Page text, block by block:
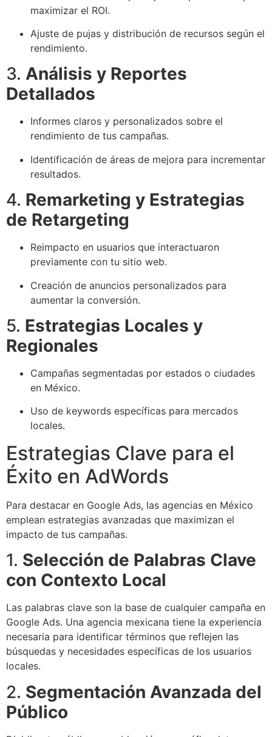
maximizar el ROI.
Ajuste de pujas y distribución de recursos según el
rendimiento.
3. Análisis y Reportes
Detallados
Informes claros y personalizados sobre el
rendimiento de tus campañas.
Identificación de áreas de mejora para incrementar
resultados.
4. Remarketing y Estrategias
de Retargeting
Reimpacto en usuarios que interactuaron
previamente con tu sitio web.
Creación de anuncios personalizados para
aumentar la conversión.
5. Estrategias Locales y
Regionales
Campañas segmentadas por estados o ciudades
en México.
Uso de keywords específicas para mercados
locales.
Estrategias Clave para el
Éxito en AdWords
Para destacar en Google Ads, las agencias en México
emplean estrategias avanzadas que maximizan el
impacto de tus campañas.
1. Selección de Palabras Clave
con Contexto Local
Las palabras clave son la base de cualquier campaña en
Google Ads. Una agencia mexicana tiene la experiencia
necesaria para identificar términos que reflejen las
búsquedas y necesidades específicas de los usuarios
locales.
2. Segmentación Avanzada del
Público